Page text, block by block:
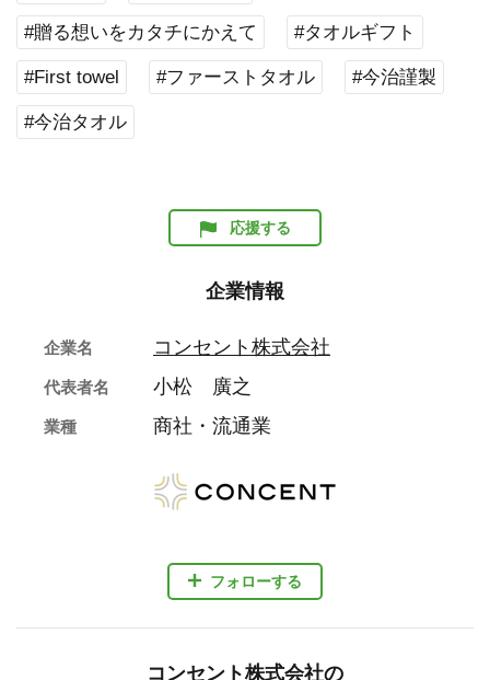
#贈る想いをカタチにかえて #タオルギフト
#First towel #ファーストタオル #今治謹製
#今治タオル
応援する
企業情報
フォローする
企業名 コンセント株式会社
代表者名 小松 廣之
業種 商社・流通業
コンセント株式会社の